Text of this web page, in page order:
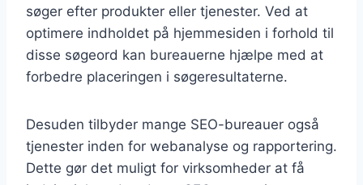
søger efter produkter eller tjenester. Ved at
optimere indholdet på hjemmesiden i forhold til
disse søgeord kan bureauerne hjælpe med at
forbedre placeringen i søgeresultaterne.
Desuden tilbyder mange SEO-bureauer også
tjenester inden for webanalyse og rapportering.
Dette gør det muligt for virksomheder at få